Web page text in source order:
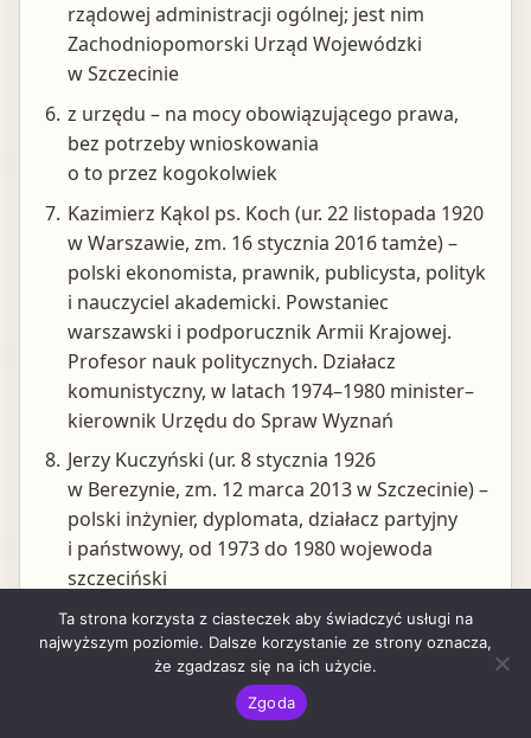
rządowej administracji ogólnej; jest nim
Zachodniopomorski Urząd Wojewódzki
w Szczecinie
z urzędu – na mocy obowiązującego prawa,
bez potrzeby wnioskowania
o to przez kogokolwiek
Kazimierz Kąkol ps. Koch (ur. 22 listopada 1920
w Warszawie, zm. 16 stycznia 2016 tamże) –
polski ekonomista, prawnik, publicysta, polityk
i nauczyciel akademicki. Powstaniec
warszawski i podporucznik Armii Krajowej.
Profesor nauk politycznych. Działacz
komunistyczny, w latach 1974–1980 minister–
kierownik Urzędu do Spraw Wyznań
Jerzy Kuczyński (ur. 8 stycznia 1926
w Berezynie, zm. 12 marca 2013 w Szczecinie) –
polski inżynier, dyplomata, działacz partyjny
i państwowy, od 1973 do 1980 wojewoda
szczeciński
Tygodnie Kultury Chrześcijańskiej (TKCh) –
imprezy o charakterze religijno-kulturalnym
organizowane w Polsce przez księży
i świeckich od połowy lat 70. XX wieku.
Ta strona korzysta z ciasteczek aby świadczyć usługi na
najwyższym poziomie. Dalsze korzystanie ze strony oznacza,
że zgadzasz się na ich użycie.
Zgoda